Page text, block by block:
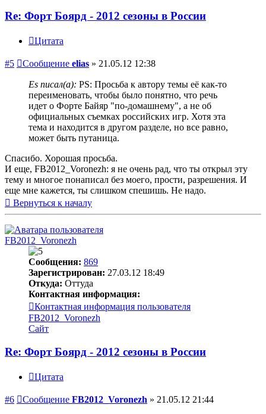
Re: Форт Боярд - 2012 сезоны в России
Цитата
#5 Сообщение elias » 21.05.12 12:38
Es писал(а): PS: Просьба к автору темы её как-то
переименовать, чтобы было понятно, что речь
идет о Форте Байяр "по-домашнему", а не об
официальных съемках российских игр. Хотя эта
тема и находится в другом разделе, но все равно,
может быть путаница.
Спасибо. Хорошая просьба.
И еще, FB2012_Voronezh: я не очень рад, что ты открыл эту
тему и многое понаписал без моего, прости, разрешения. И
еще мне кажется, ты слишком спешишь. Не надо.
Вернуться к началу
FB2012_Voronezh
Сообщения: 869
Зарегистрирован: 27.03.12 18:49
Откуда: Оттуда
Контактная информация:
Контактная информация пользователя
FB2012_Voronezh
Сайт
Re: Форт Боярд - 2012 сезоны в России
Цитата
#6 Сообщение FB2012_Voronezh » 21.05.12 21:44